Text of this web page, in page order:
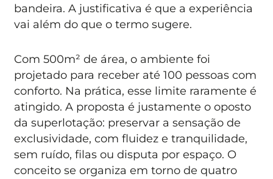
bandeira. A justificativa é que a experiência
vai além do que o termo sugere.
Com 500m² de área, o ambiente foi
projetado para receber até 100 pessoas com
conforto. Na prática, esse limite raramente é
atingido. A proposta é justamente o oposto
da superlotação: preservar a sensação de
exclusividade, com fluidez e tranquilidade,
sem ruído, filas ou disputa por espaço. O
conceito se organiza em torno de quatro